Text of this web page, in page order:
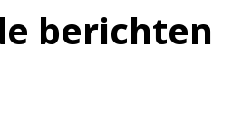
berichten